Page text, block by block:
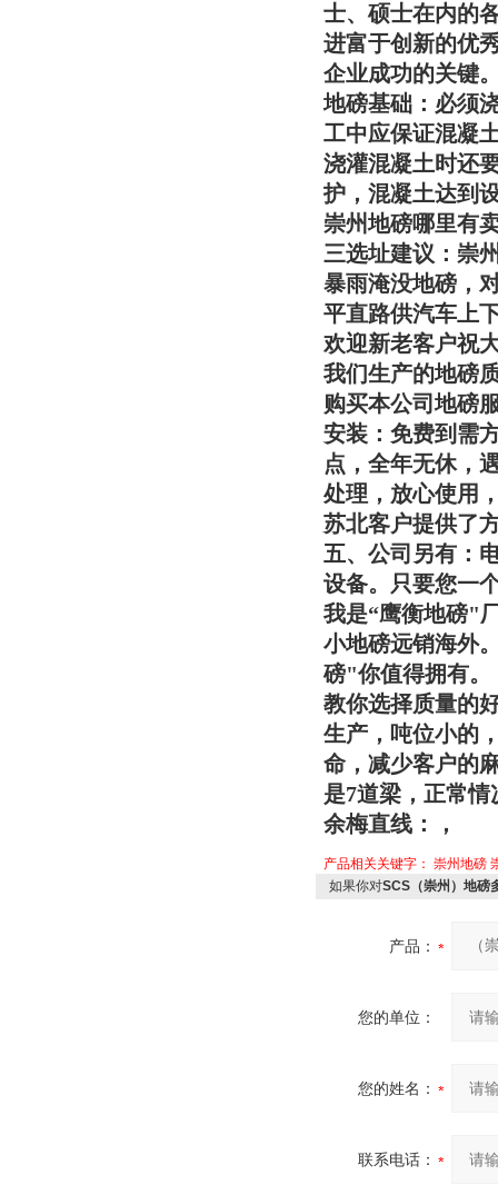
士、硕士在内的
进富于创新的优
企业成功的关键
地磅基础：必须
工中应保证混凝
浇灌混凝土时还
护，混凝土达到
崇州地磅哪里有
三选址建议： 崇
暴雨淹没地磅，
平直路供汽车上
欢迎新老客户祝
我们生产的地磅
购买本公司地磅
安装：免费到需
点，全年无休，
处理，放心使用
苏北客户提供了
五、公司另有：
设备。只要您一
我是“鹰衡地磅"
小地磅远销海外
磅"你值得拥有。
教你选择质量的
生产，吨位小的
命，减少客户的
是7道梁，正常
余梅直线：，
产品相关关键字： 崇州地磅
如果你对SCS（崇州）地磅
产品：
您的单位：
您的姓名：
联系电话：